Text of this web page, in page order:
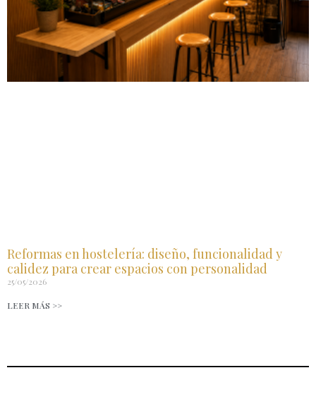
Reformas en hostelería: diseño, funcionalidad y
calidez para crear espacios con personalidad
25/05/2026
LEER MÁS >>